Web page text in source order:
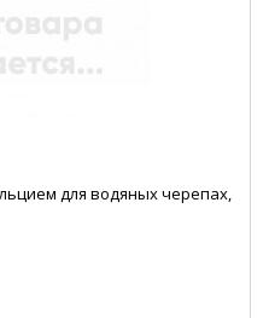
для водяных черепах,